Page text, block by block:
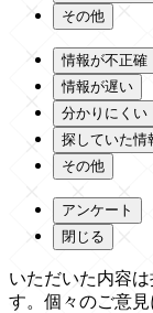
その他
情報が不正確
情報が遅い
分かりにくい
探していた情
その他
アンケート
閉じる
いただいた内容
す。個々のご意